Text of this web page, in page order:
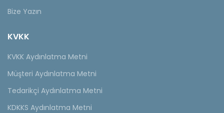
Bize Yazın
KVKK
KVKK Aydınlatma Metni
Müşteri Aydınlatma Metni
Tedarikçi Aydınlatma Metni
KDKKS Aydınlatma Metni